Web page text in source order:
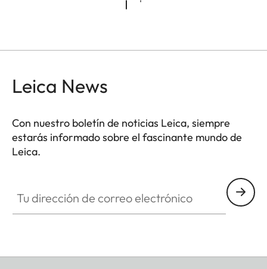
Leica News
Con nuestro boletín de noticias Leica, siempre
estarás informado sobre el fascinante mundo de
Leica.